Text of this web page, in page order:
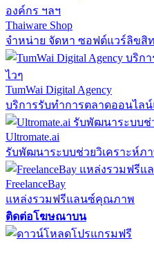
Thaiware Shop
จำหน่าย จัดหา ซอฟต์แวร์ลิขสิ
TumWai Digital Agency
บริการรับทำการตลาดออนไลน์
Ultromate.ai
รับพัฒนาระบบช่วยวิเคราะห์ภ
FreelanceBay
แหล่งรวมฟรีแลนซ์คุณภาพ
ติดต่อโฆษณาบน